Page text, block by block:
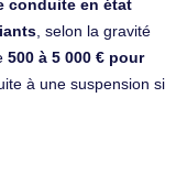
conduite en état
, selon la gravité
500 à 5 000 € pour
à une suspension si